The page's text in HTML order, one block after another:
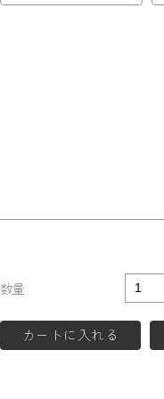
数量
カートに入れる